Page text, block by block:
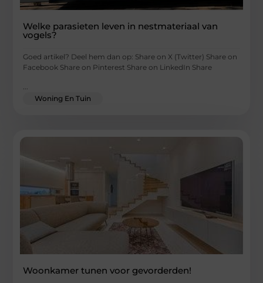
Welke parasieten leven in nestmateriaal van
vogels?
Goed artikel? Deel hem dan op: Share on X (Twitter) Share on
Facebook Share on Pinterest Share on LinkedIn Share
Woning En Tuin
Woonkamer tunen voor gevorderden!